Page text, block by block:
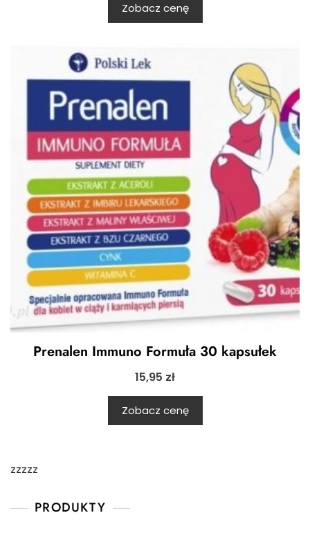
Zobacz cenę
Prenalen Immuno Formuła 30 kapsułek
15,95 zł
Zobacz cenę
zzzzz
PRODUKTY